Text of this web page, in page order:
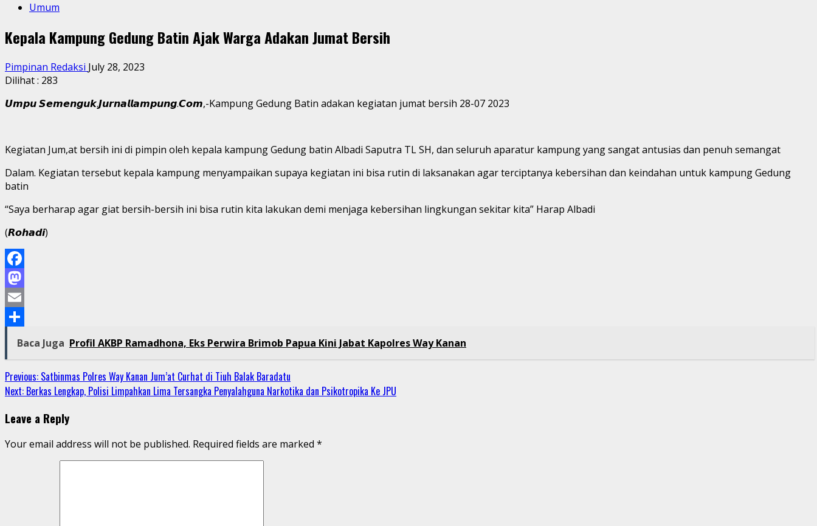
Umum
Kepala Kampung Gedung Batin Ajak Warga Adakan Jumat Bersih
Pimpinan Redaksi July 28, 2023
Dilihat : 283
𝙐𝙢𝙥𝙪 𝙎𝙚𝙢𝙚𝙣𝙜𝙪𝙠.𝙅𝙪𝙧𝙣𝙖𝙡𝙡𝙖𝙢𝙥𝙪𝙣𝙜.𝘾𝙤𝙢,-Kampung Gedung Batin adakan kegiatan jumat bersih 28-07 2023
Kegiatan Jum,at bersih ini di pimpin oleh kepala kampung Gedung batin Albadi Saputra TL SH, dan seluruh aparatur kampung yang sangat antusias dan penuh semangat
Dalam. Kegiatan tersebut kepala kampung menyampaikan supaya kegiatan ini bisa rutin di laksanakan agar terciptanya kebersihan dan keindahan untuk kampung Gedung
batin
“Saya berharap agar giat bersih-bersih ini bisa rutin kita lakukan demi menjaga kebersihan lingkungan sekitar kita” Harap Albadi
(𝙍𝙤𝙝𝙖𝙙𝙞)
Facebook
Mastodon
Email
ShareBaca Juga Profil AKBP Ramadhona, Eks Perwira Brimob Papua Kini Jabat Kapolres Way Kanan
Continue
Reading
Previous: Satbinmas Polres Way Kanan Jum’at Curhat di Tiuh Balak Baradatu
Next: Berkas Lengkap, Polisi Limpahkan Lima Tersangka Penyalahguna Narkotika dan Psikotropika Ke JPU
Leave a Reply
Your email address will not be published. Required fields are marked *